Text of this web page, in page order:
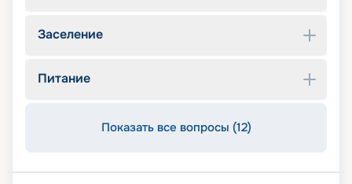
Заселение
Питание
Показать все вопросы (12)